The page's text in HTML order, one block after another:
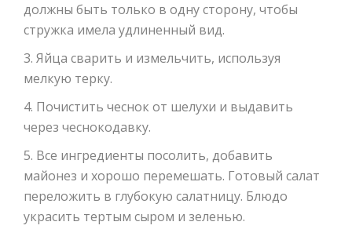
должны быть только в одну сторону, чтобы
стружка имела удлиненный вид.
3. Яйца сварить и измельчить, используя
мелкую терку.
4. Почистить чеснок от шелухи и выдавить
через чеснокодавку.
5. Все ингредиенты посолить, добавить
майонез и хорошо перемешать. Готовый салат
переложить в глубокую салатницу. Блюдо
украсить тертым сыром и зеленью.